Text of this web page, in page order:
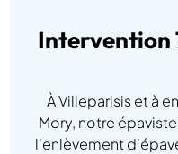
Intervention
À Villeparisis et à
Mory, notre
l'enlèvement